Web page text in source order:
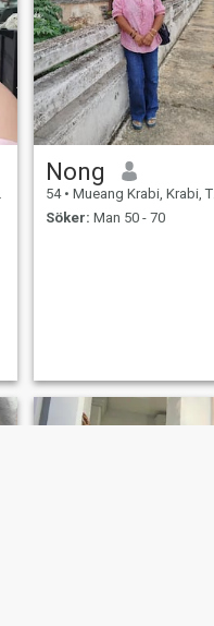
Nong
54 • Mueang Krabi, Krabi, Thailand
Söker: Man 50 - 70